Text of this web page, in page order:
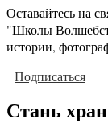
Оставайтесь на
"Школы
истории,
Подписаться
Стань